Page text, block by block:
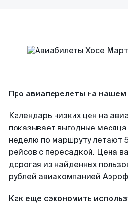
Про авиаперелеты на нашем
Календарь низких цен на
показывает выгодные
неделю по маршруту летают
рейсов с пересадкой. Цена
дорогая из найденных
рублей авиакомпанией
Как еще сэкономить